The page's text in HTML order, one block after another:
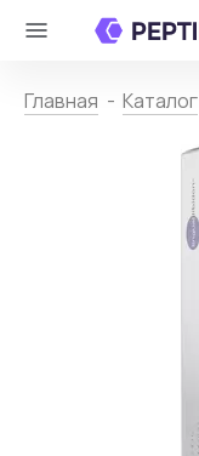
Главная Каталог
ЛичныйНазад